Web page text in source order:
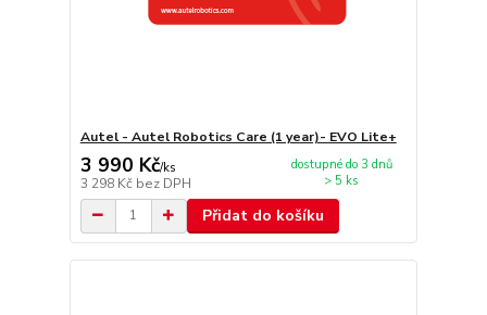
Autel - Autel Robotics Care (1 year)- EVO Lite+
3 990 Kč/ks
3 298 Kč bez DPH
dostupné do 3 dnů
> 5 ks
Přidat do košíku